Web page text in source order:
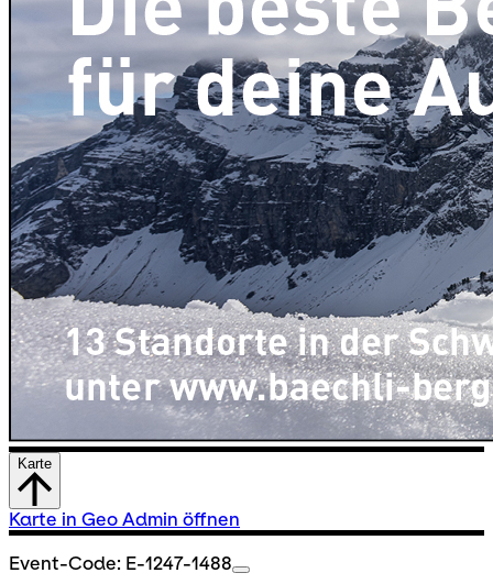
Karte
Karte in Geo Admin öffnen
Event-Code: E-1247-1488